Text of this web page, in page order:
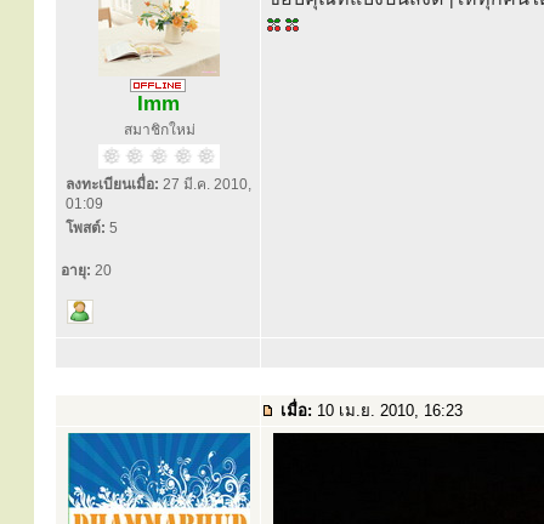
Imm
สมาชิกใหม่
ลงทะเบียนเมื่อ: 27 มี.ค. 2010,
01:09
โพสต์: 5
อายุ: 20
เมื่อ: 10 เม.ย. 2010, 16:23